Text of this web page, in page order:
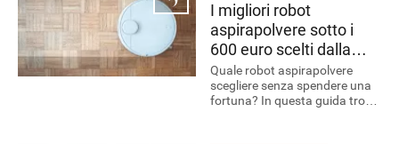
I migliori robot
aspirapolvere sotto i
600 euro scelti dalla
redazione
Quale robot aspirapolvere
scegliere senza spendere una
fortuna? In questa guida trovi i